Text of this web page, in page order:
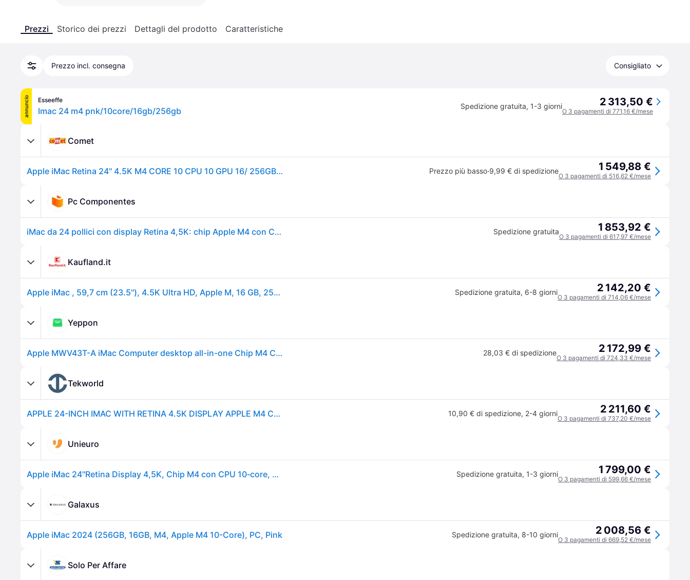
Prezzi Storico dei prezzi Dettagli del prodotto Caratteristiche
Prezzo incl. consegna Consigliato
annuncio Esseeffe
Imac 24 m4 pnk/10core/16gb/256gb Spedizione gratuita, 1-3 giorni 2 313,50 €
O 3 pagamenti di 771,16 €/mese
Comet
Apple iMac Retina 24'' 4.5K M4 CORE 10 CPU 10 GPU 16/ 256GB Pink Prezzo più basso·9,99 € di spedizione 1 549,88 €
O 3 pagamenti di 516,62 €/mese
Pc Componentes
iMac da 24 pollici con display Retina 4,5K: chip Apple M4 con CPU a 10 core e GPU a 10 core, SSD da 16 GB, 256 GB - Rosa Spedizione gratuita 1 853,92 €
O 3 pagamenti di 617,97 €/mese
Kaufland.it
Apple iMac , 59,7 cm (23.5"), 4.5K Ultra HD, Apple M, 16 GB, 256 GB, macOS Sequoia Spedizione gratuita, 6-8 giorni 2 142,20 €
O 3 pagamenti di 714,06 €/mese
Yeppon
Apple MWV43T-A iMac Computer desktop all-in-one Chip M4 CPU 10-core GPU 10-core 16GB 256GB SSD colore Rosa 28,03 € di spedizione 2 172,99 €
O 3 pagamenti di 724,33 €/mese
Tekworld
APPLE 24-INCH IMAC WITH RETINA 4.5K DISPLAY APPLE M4 CHIP WITH 10-CORE CPU AND 10-CORE GPU, 16GB, 25 10,90 € di spedizione, 2-4 giorni 2 211,60 €
O 3 pagamenti di 737,20 €/mese
Unieuro
Apple iMac 24''Retina Display 4,5K, Chip M4 con CPU 10‑core, GPU 10‑core, 16GB, 256GB SSD, Rosa Spedizione gratuita, 1-3 giorni 1 799,00 €
O 3 pagamenti di 599,66 €/mese
Galaxus
Apple iMac 2024 (256GB, 16GB, M4, Apple M4 10-Core), PC, Pink Spedizione gratuita, 8-10 giorni 2 008,56 €
O 3 pagamenti di 669,52 €/mese
Solo Per Affare